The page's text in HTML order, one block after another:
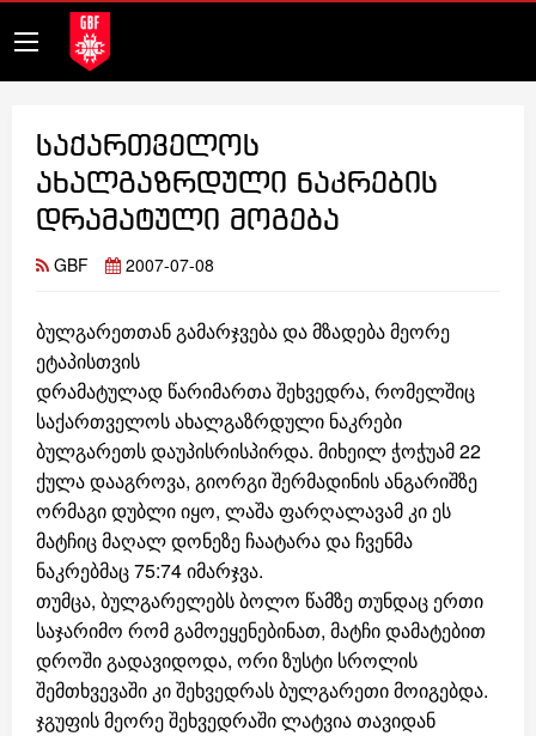
საქართველოს
ახალგაზრდული ნაკრების
დრამატული მოგება
GBF 2007-07-08
ბულგარეთთან გამარჯვება და მზადება მეორე
ეტაპისთვის
დრამატულად წარიმართა შეხვედრა, რომელშიც
საქართველოს ახალგაზრდული ნაკრები
ბულგარეთს დაუპისრისპირდა. მიხეილ ჭოჭუამ 22
ქულა დააგროვა, გიორგი შერმადინის ანგარიშზე
ორმაგი დუბლი იყო, ლაშა ფარღალავამ კი ეს
მატჩიც მაღალ დონეზე ჩაატარა და ჩვენმა
ნაკრებმაც 75:74 იმარჯვა.
თუმცა, ბულგარელებს ბოლო წამზე თუნდაც ერთი
საჯარიმო რომ გამოეყენებინათ, მატჩი დამატებით
დროში გადავიდოდა, ორი ზუსტი სროლის
შემთხვევაში კი შეხვედრას ბულგარეთი მოიგებდა.
ჯგუფის მეორე შეხვედრაში ლატვია თავიდან